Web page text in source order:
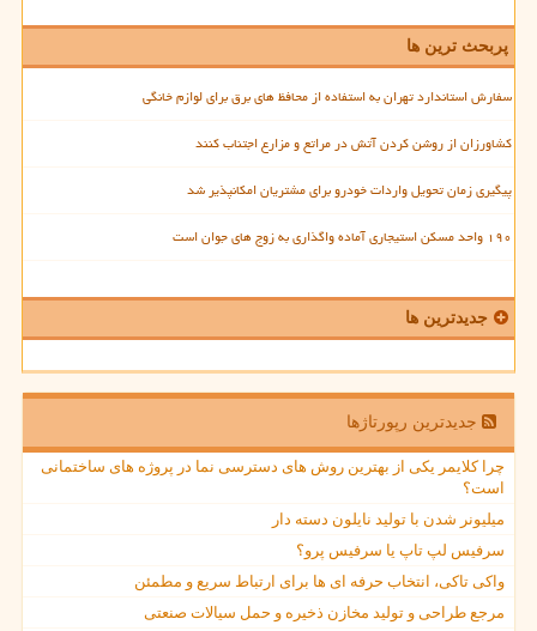
پربحث ترین ها
سفارش استاندارد تهران به استفاده از محافظ های برق برای لوازم خانگی
کشاورزان از روشن کردن آتش در مراتع و مزارع اجتناب کنند
پیگیری زمان تحویل واردات خودرو برای مشتریان امکانپذیر شد
۱۹۰ واحد مسکن استیجاری آماده واگذاری به زوج های جوان است
جدیدترین ها
جدیدترین رپورتاژها
چرا کلایمر یکی از بهترین روش های دسترسی نما در پروژه های ساختمانی
است؟
میلیونر شدن با تولید نایلون دسته دار
سرفیس لپ تاپ یا سرفیس پرو؟
واکی تاکی، انتخاب حرفه ای ها برای ارتباط سریع و مطمئن
مرجع طراحی و تولید مخازن ذخیره و حمل سیالات صنعتی